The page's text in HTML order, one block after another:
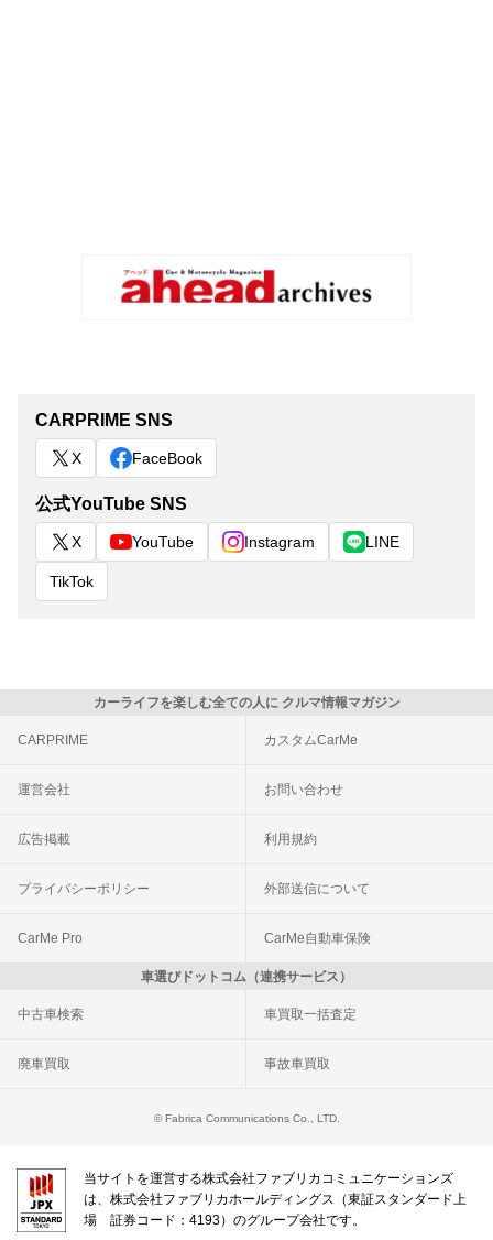
CARPRIME SNS
X FaceBook
公式YouTube SNS
X YouTube Instagram LINE
TikTok
カーライフを楽しむ全ての人に クルマ情報マガジン
CARPRIME カスタムCarMe
運営会社 お問い合わせ
広告掲載 利用規約
プライバシーポリシー 外部送信について
CarMe Pro CarMe自動車保険
車選びドットコム（連携サービス）
中古車検索 車買取一括査定
廃車買取 事故車買取
© Fabrica Communications Co., LTD.
当サイトを運営する株式会社ファブリカコミュニケーションズ
は、株式会社ファブリカホールディングス（東証スタンダード上
場 証券コード：4193）のグループ会社です。